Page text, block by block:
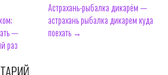
—
раз
Астрахань-рыбалка дикарём —
астрахань рыбалка дикарем куда
поехать →